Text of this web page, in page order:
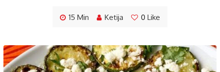
15 Min Ketija 0 Like